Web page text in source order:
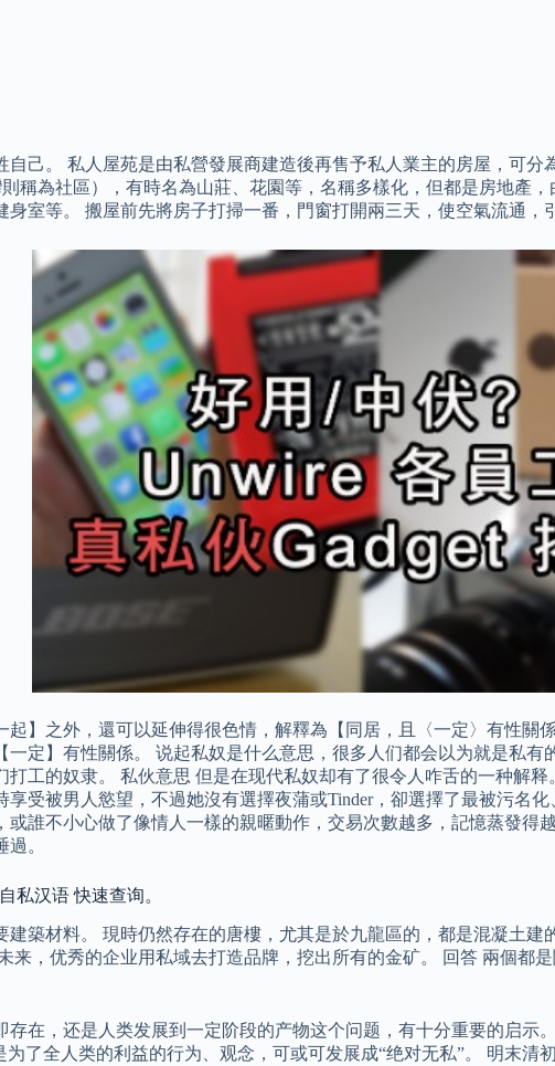
己。 私人屋苑是由私營發展商建造後再售予私人業主的房屋，可
稱為社區），有時名為山莊、花園等，名稱多樣化，但都是房地產
室等。 搬屋前先將房子打掃一番，門窗打開兩三天，使空氣流通，
】之外，還可以延伸得很色情，解釋為【同居，且〈一定〉有性
定】有性關係。 说起私奴是什么意思，很多人们都会以为就是私
工的奴隶。 私伙意思 但是在现代私奴却有了很令人咋舌的一种解
受被男人慾望，不過她沒有選擇夜蒲或Tinder，卻選擇了最被污名
誰不小心做了像情人一樣的親暱動作，交易次數越多，記憶蒸發得
。
私汉语 快速查询。
築材料。 現時仍然存在的唐樓，尤其是於九龍區的，都是混凝土
，优秀的企业用私域去打造品牌，挖出所有的金矿。 回答 兩個都
在，还是人类发展到一定阶段的产物这个问题，有十分重要的启
了全人类的利益的行为、观念，可或可发展成“绝对无私”。 明末清